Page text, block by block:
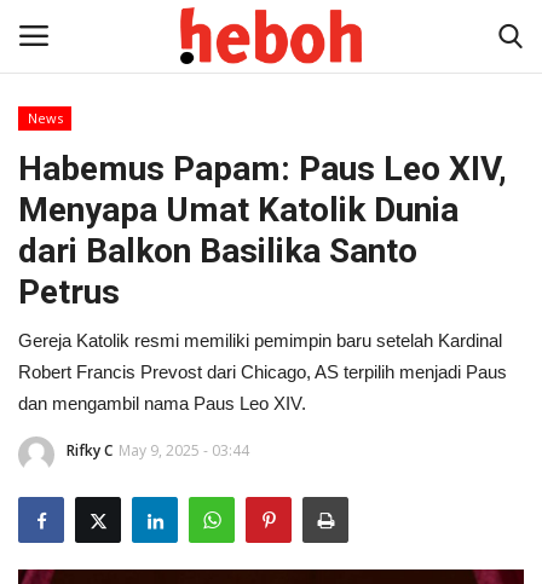
Home
Entertainment
Lifestyle
Video
News
News
Habemus Papam: Paus Leo XIV,
Menyapa Umat Katolik Dunia
dari Balkon Basilika Santo
Petrus
Gereja Katolik resmi memiliki pemimpin baru setelah Kardinal
Robert Francis Prevost dari Chicago, AS terpilih menjadi Paus
dan mengambil nama Paus Leo XIV.
Rifky C May 9, 2025 - 03:44